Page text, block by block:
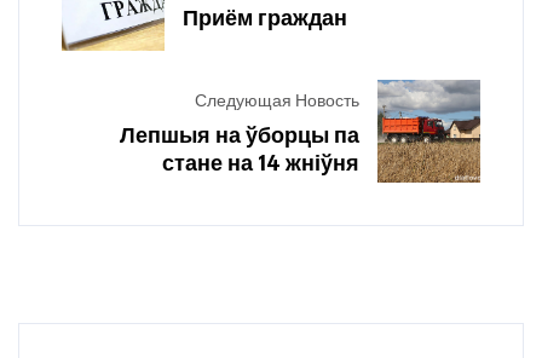
Приём граждан
Следующая Новость
Лепшыя на ўборцы па
стане на 14 жніўня